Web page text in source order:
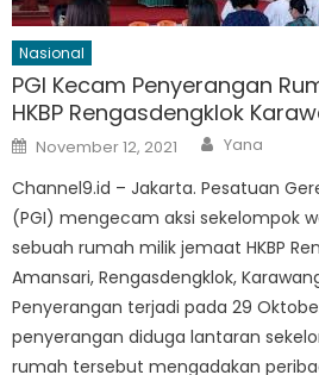
Nasional
PGI Kecam Penyerangan
HKBP Rengasdengklok
Posted
on
November 12, 2021 Author
Yana
Channel9.id – Jakarta. Pesatuan
(PGI) mengecam aksi sekelompok
sebuah rumah milik jemaat HKBP
Amansari, Rengasdengklok,
Penyerangan terjadi pada 29
penyerangan diduga lantaran
rumah tersebut mengadakan